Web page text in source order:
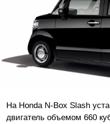
На Honda N-Box Slash
двигатель объемом 660